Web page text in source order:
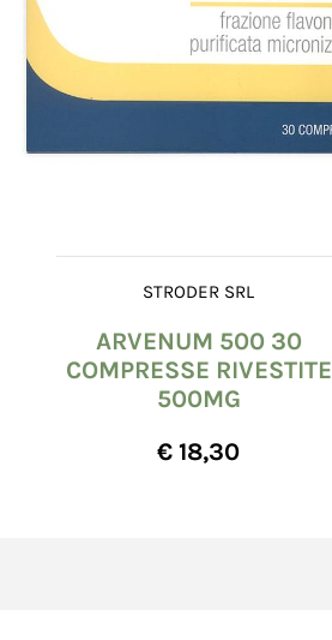
STRODER SRL
ARVENUM 500 30
COMPRESSE RIVESTITE
500MG
€ 18,30